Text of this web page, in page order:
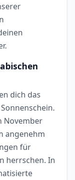
dich das
November
angenehm
für
herrschen. In